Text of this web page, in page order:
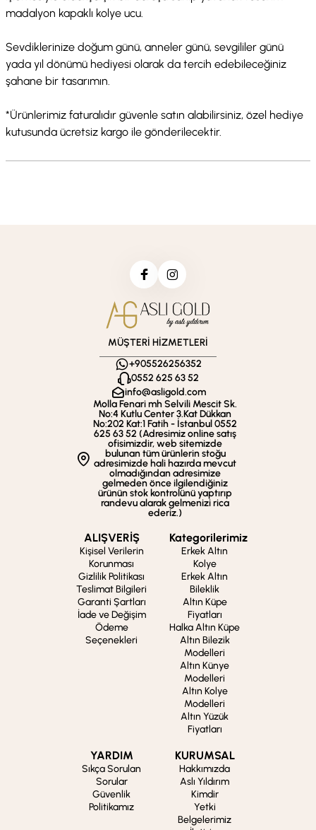
madalyon kapaklı kolye ucu.
Sevdiklerinize doğum günü, anneler günü, sevgililer günü
yada yıl dönümü hediyesi olarak da tercih edebileceğiniz
şahane bir tasarımın.
*Ürünlerimiz faturalıdır güvenle satın alabilirsiniz, özel hediye
kutusunda ücretsiz kargo ile gönderilecektir.
MÜŞTERİ HİZMETLERİ
+905526256352
0552 625 63 52
info@asligold.com
Molla Fenari mh Selvili Mescit Sk.
No:4 Kutlu Center 3.Kat Dükkan
No:202 Kat:1 Fatih - İstanbul 0552
625 63 52 (Adresimiz online satış
ofisimizdir, web sitemizde
bulunan tüm ürünlerin stoğu
adresimizde hali hazırda mevcut
olmadığından adresimize
gelmeden önce ilgilendiğiniz
ürünün stok kontrolünü yaptırıp
randevu alarak gelmenizi rica
ederiz.)
ALIŞVERİŞ
Kişisel Verilerin
Korunması
Gizlilik Politikası
Teslimat Bilgileri
Garanti Şartları
İade ve Değişim
Ödeme
Seçenekleri
Kategorilerimiz
Erkek Altın
Kolye
Erkek Altın
Bileklik
Altın Küpe
Fiyatları
Halka Altın Küpe
Altın Bilezik
Modelleri
Altın Künye
Modelleri
Altın Kolye
Modelleri
Altın Yüzük
Fiyatları
YARDIM
Sıkça Sorulan
Sorular
Güvenlik
Politikamız
KURUMSAL
Hakkımızda
Aslı Yıldırım
Kimdir
Yetki
Belgelerimiz